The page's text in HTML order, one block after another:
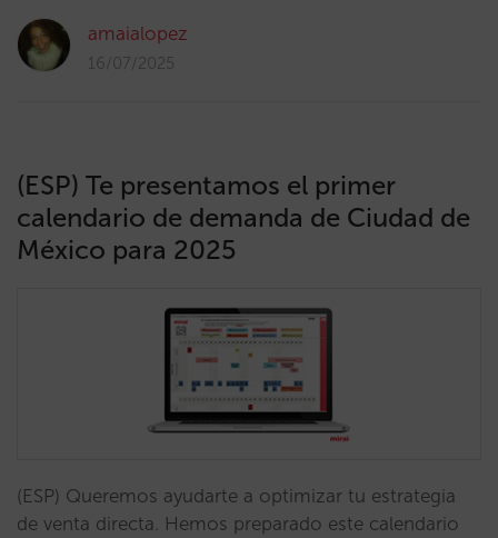
amaialopez
16/07/2025
(ESP) Te presentamos el primer
calendario de demanda de Ciudad de
México para 2025
(ESP) Queremos ayudarte a optimizar tu estrategia
de venta directa. Hemos preparado este calendario